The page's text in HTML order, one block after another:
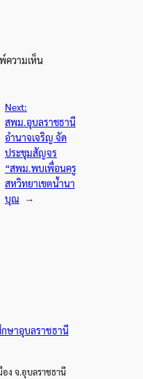
ความเห็น
Next:
สพม.อุบลราชธานี
อำนาจเจริญ จัด
ประชุมสัญจร
“สพม.พบเพื่อนครู
สหวิทยาเขตน้ำนา
บุณ
→
ษาอุบลราชธานี
อง จ.อุบลราชธานี